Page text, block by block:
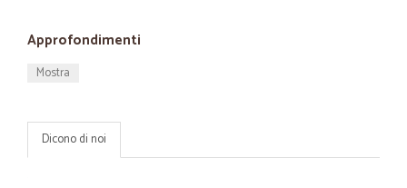
Approfondimenti
Mostra
Dicono di noi